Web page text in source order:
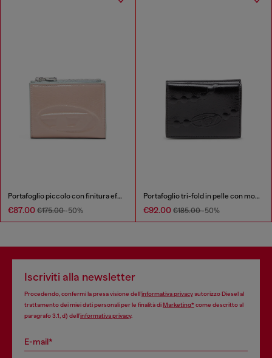
Portafoglio piccolo con finitura effetto vernice
€87.00 €175.00-50%
Portafoglio tri-fold in pelle con motivo a catena goffrato
€92.00 €185.00-50%
Iscriviti alla newsletter
Procedendo, confermi la presa visione dell’informativa privacyautorizzo Diesel al
trattamento dei miei dati personali per le finalità diMarketing*come descritto al
paragrafo 3.1, d) dell’informativa privacy.
E-mail*